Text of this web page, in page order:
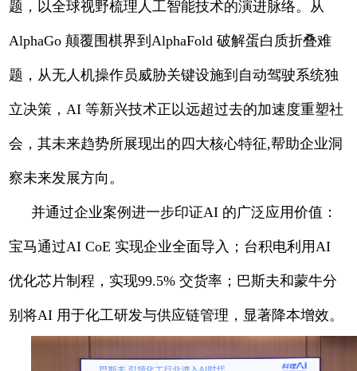
题，以全球视野梳理人工智能技术的演进脉络。从
AlphaGo 颠覆围棋界到AlphaFold 破解蛋白质折叠难
题，从无人机操作员威胁关键设施到自动驾驶系统独
立决策，AI 等新兴技术正以远超过去的加速度重塑社
会，其未来趋势所展现出的四大核心特征,帮助企业洞
察未来发展方向。
并通过企业案例进一步印证AI 的广泛应用价值：
宝马通过AI CoE 实现企业全面导入；台积电利用AI
优化芯片制程，实现99.5% 交货率；巴斯夫和蒙牛分
别将AI 用于化工研发与供应链管理，显著降本增效。